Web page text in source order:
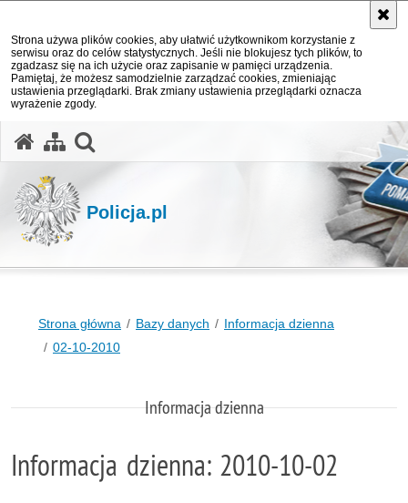
Strona używa plików cookies, aby ułatwić użytkownikom korzystanie z
serwisu oraz do celów statystycznych. Jeśli nie blokujesz tych plików, to
zgadzasz się na ich użycie oraz zapisanie w pamięci urządzenia.
Pamiętaj, że możesz samodzielnie zarządzać cookies, zmieniając
ustawienia przeglądarki. Brak zmiany ustawienia przeglądarki oznacza
wyrażenie zgody.
Policja.pl
Strona główna Bazy danych
Informacja dzienna
02-10-2010
Informacja dzienna
Informacja dzienna: 2010-10-02